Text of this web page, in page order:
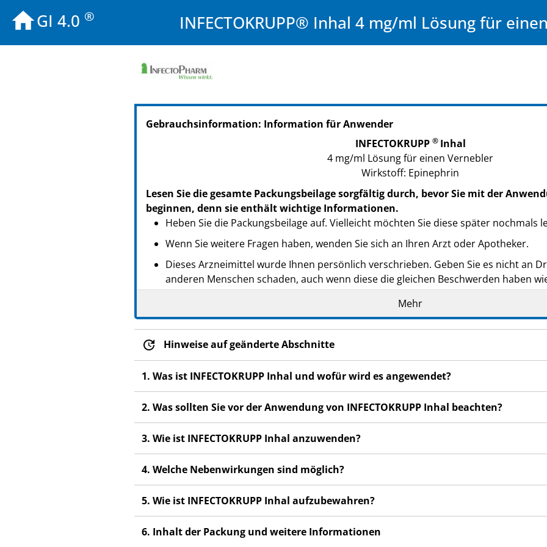
GI 4.0 ® INFECTOKRUPP® Inhal 4 mg/ml Lösung für
Gebrauchsinformation: Information für Anwender
INFECTOKRUPP ® Inhal
4 mg/ml Lösung für einen Vernebler
Wirkstoff: Epinephrin
Lesen Sie die gesamte Packungsbeilage sorgfältig durch, bevor Sie mit der
beginnen, denn sie enthält wichtige Informationen.
Heben Sie die Packungsbeilage auf. Vielleicht möchten Sie diese später nochmals
Wenn Sie weitere Fragen haben, wenden Sie sich an Ihren Arzt oder Apotheker.
Dieses Arzneimittel wurde Ihnen persönlich verschrieben. Geben Sie es nicht an
anderen Menschen schaden, auch wenn diese die gleichen Beschwerden haben
Wenn Sie Nebenwirkungen bemerken, wenden Sie sich bitte an Ihren Arzt oder
Nebenwirkungen, die nicht in dieser Packungsbeilage angegeben sind. Siehe
Mehr
Hinweise auf geänderte Abschnitte
1. Was ist INFECTOKRUPP Inhal und wofür wird es angewendet?
2. Was sollten Sie vor der Anwendung von INFECTOKRUPP Inhal beachten?
3. Wie ist INFECTOKRUPP Inhal anzuwenden?
4. Welche Nebenwirkungen sind möglich?
5. Wie ist INFECTOKRUPP Inhal aufzubewahren?
6. Inhalt der Packung und weitere Informationen